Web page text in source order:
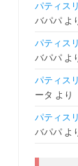
パティス
バパパよ
パティス
バパパよ
パティス
ータ より
パティス
バパパよ